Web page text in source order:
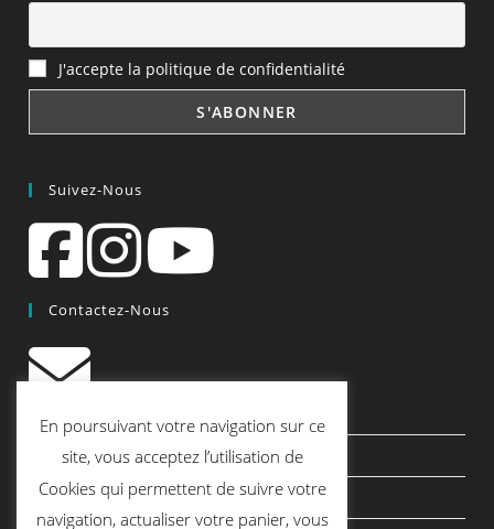
J'accepte la politique de confidentialité
Suivez-Nous
Contactez-Nous
contact@quiscrap.fr
Les Fiches Techniques et les Tutos
Le Blog
En poursuivant votre navigation sur ce
site, vous acceptez l’utilisation de
Cookies qui permettent de suivre votre
navigation, actualiser votre panier, vous